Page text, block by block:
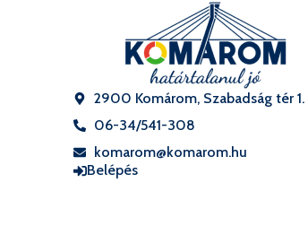
2900 Komárom, Szabadság tér 1.
06-34/541-308
komarom@komarom.hu
Belépés